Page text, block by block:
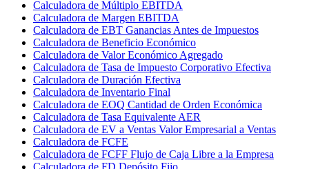
Calculadora de Múltiplo EBITDA
Calculadora de Margen EBITDA
Calculadora de EBT Ganancias Antes de Impuestos
Calculadora de Beneficio Económico
Calculadora de Valor Económico Agregado
Calculadora de Tasa de Impuesto Corporativo Efectiva
Calculadora de Duración Efectiva
Calculadora de Inventario Final
Calculadora de EOQ Cantidad de Orden Económica
Calculadora de Tasa Equivalente AER
Calculadora de EV a Ventas Valor Empresarial a Ventas
Calculadora de FCFE
Calculadora de FCFF Flujo de Caja Libre a la Empresa
Calculadora de FD Depósito Fijo